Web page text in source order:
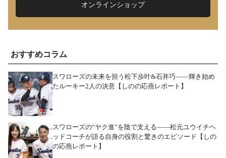
オンラインショップ
おすすめコラム
スワローズの未来を担う松下歩叶&石井巧――輝き始め
たルーキー2人の決意【しのの応燕レポート】
スワローズの“ヤク進”を陰で支える――松元ユウイチヘ
ッドコーチが語る自身の役割と驚きのエピソード【しの
の応燕レポート】